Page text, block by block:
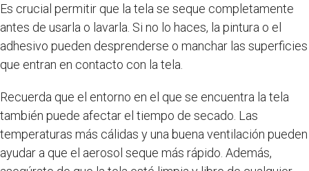
Es crucial permitir que la tela se seque completamente
antes de usarla o lavarla. Si no lo haces, la pintura o el
adhesivo pueden desprenderse o manchar las superficies
que entran en contacto con la tela.
Recuerda que el entorno en el que se encuentra la tela
también puede afectar el tiempo de secado. Las
temperaturas más cálidas y una buena ventilación pueden
ayudar a que el aerosol seque más rápido. Además,